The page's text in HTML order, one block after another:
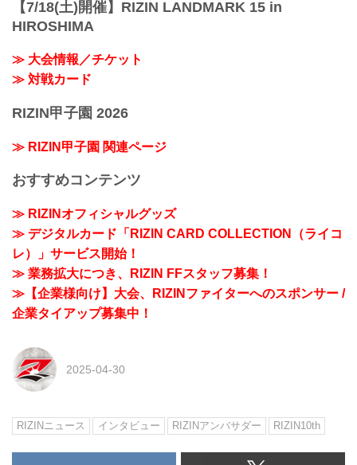
【7/18(土)開催】RIZIN LANDMARK 15 in
HIROSHIMA
≫ 大会情報／チケット
≫ 対戦カード
RIZIN甲子園 2026
≫ RIZIN甲子園 関連ページ
おすすめコンテンツ
≫ RIZINオフィシャルグッズ
≫ デジタルカード「RIZIN CARD COLLECTION（ライコ
レ）」サービス開始！
≫ 業務拡大につき、RIZIN FFスタッフ募集！
≫【企業様向け】大会、RIZINファイターへのスポンサー /
企業タイアップ募集中！
2025-04-30
RIZINニュース インタビュー RIZINアンバサダー RIZIN10th